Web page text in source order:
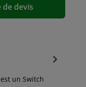
devis
un Switch